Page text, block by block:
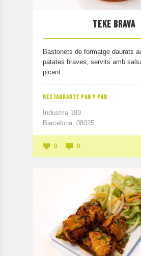
TEKE BRAVA
Bastonets de formatge daurats
patates braves, servits amb
picant.
RESTAURANTE PAN Y PAN
Industria 189
Barcelona, 08025
0 0